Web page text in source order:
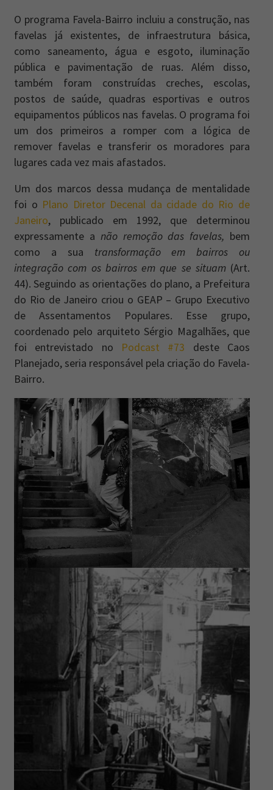
O programa Favela-Bairro incluiu a construção, nas
favelas já existentes, de infraestrutura básica,
como saneamento, água e esgoto, iluminação
pública e pavimentação de ruas. Além disso,
também foram construídas creches, escolas,
postos de saúde, quadras esportivas e outros
equipamentos públicos nas favelas. O programa foi
um dos primeiros a romper com a lógica de
remover favelas e transferir os moradores para
lugares cada vez mais afastados.
Um dos marcos dessa mudança de mentalidade
foi o Plano Diretor Decenal da cidade do Rio de
Janeiro, publicado em 1992, que determinou
expressamente a não remoção das favelas, bem
como a sua transformação em bairros ou
integração com os bairros em que se situam (Art.
44). Seguindo as orientações do plano, a Prefeitura
do Rio de Janeiro criou o GEAP – Grupo Executivo
de Assentamentos Populares. Esse grupo,
coordenado pelo arquiteto Sérgio Magalhães, que
foi entrevistado no Podcast #73 deste Caos
Planejado, seria responsável pela criação do Favela-
Bairro.